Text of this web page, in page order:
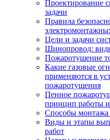
Проектирование
задачи
Правила
Цели и задачи
Шинопровод:
Пожаротушение
Какие газовые
применяются в
пожаротушения
Пенное
принцип работы и
Способы монтажа
Виды и этапы
работ